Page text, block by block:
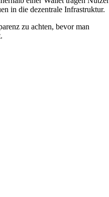
in die dezentrale Infrastruktur.
zu achten, bevor man